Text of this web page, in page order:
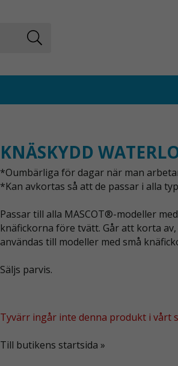
KNÄSKYDD
*Oumbärliga för dagar när man
*Kan avkortas så att de passar i alla
Passar till alla MASCOT®-modeller
knäfickorna före tvätt. Går att korta
användas till modeller med små
Säljs parvis.
Tyvärr ingår inte denna produkt i vårt
Till butikens startsida »